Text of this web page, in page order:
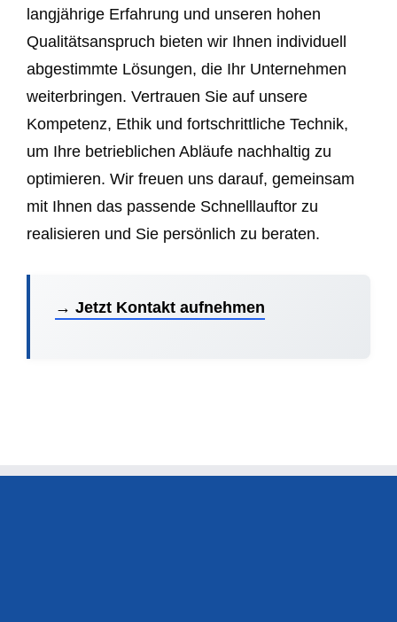
langjährige Erfahrung und unseren hohen
Qualitätsanspruch bieten wir Ihnen individuell
abgestimmte Lösungen, die Ihr Unternehmen
weiterbringen. Vertrauen Sie auf unsere
Kompetenz, Ethik und fortschrittliche Technik,
um Ihre betrieblichen Abläufe nachhaltig zu
optimieren. Wir freuen uns darauf, gemeinsam
mit Ihnen das passende Schnelllauftor zu
realisieren und Sie persönlich zu beraten.
→ Jetzt Kontakt aufnehmen